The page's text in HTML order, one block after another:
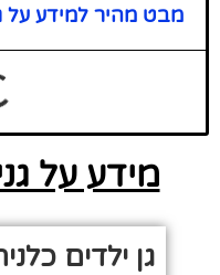
מבט מהיר למידע על גן ילדים 03
מידע על
גן ילדים